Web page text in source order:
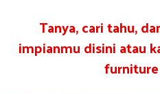
Tanya, cari tahu,
impianmu disini atau